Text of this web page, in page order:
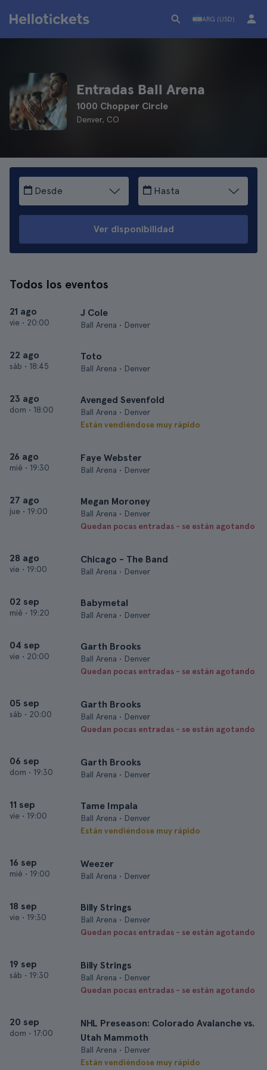
ARG (USD)
Entradas Ball Arena
1000 Chopper Circle
Denver, CO
Desde Hasta
Ver disponibilidad
Todos los eventos
21 ago
vie • 20:00
J Cole
Ball Arena • Denver
22 ago
sáb • 18:45
Toto
Ball Arena • Denver
23 ago
dom • 18:00
Avenged Sevenfold
Ball Arena • Denver
Están vendiéndose muy rápido
26 ago
mié • 19:30
Faye Webster
Ball Arena • Denver
27 ago
jue • 19:00
Megan Moroney
Ball Arena • Denver
Quedan pocas entradas - se están agotando
28 ago
vie • 19:00
Chicago - The Band
Ball Arena • Denver
02 sep
mié • 19:20
Babymetal
Ball Arena • Denver
04 sep
vie • 20:00
Garth Brooks
Ball Arena • Denver
Quedan pocas entradas - se están agotando
05 sep
sáb • 20:00
Garth Brooks
Ball Arena • Denver
Quedan pocas entradas - se están agotando
06 sep
dom • 19:30
Garth Brooks
Ball Arena • Denver
11 sep
vie • 19:00
Tame Impala
Ball Arena • Denver
Están vendiéndose muy rápido
16 sep
mié • 19:00
Weezer
Ball Arena • Denver
18 sep
vie • 19:30
Billy Strings
Ball Arena • Denver
Quedan pocas entradas - se están agotando
19 sep
sáb • 19:30
Billy Strings
Ball Arena • Denver
Quedan pocas entradas - se están agotando
20 sep
dom • 17:00
NHL Preseason: Colorado Avalanche vs.
Utah Mammoth
Ball Arena • Denver
Están vendiéndose muy rápido